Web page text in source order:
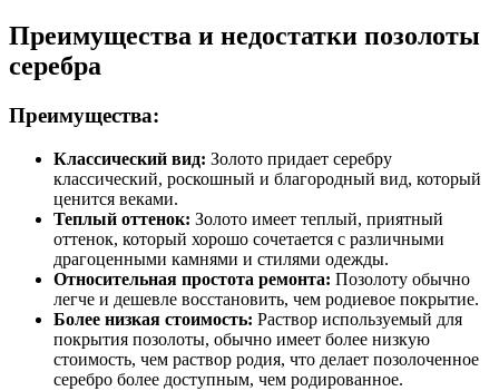
Преимущества и недостатки позолоты
серебра
Преимущества:
Классический вид: Золото придает серебру
классический, роскошный и благородный вид, который
ценится веками.
Теплый оттенок: Золото имеет теплый, приятный
оттенок, который хорошо сочетается с различными
драгоценными камнями и стилями одежды.
Относительная простота ремонта: Позолоту обычно
легче и дешевле восстановить, чем родиевое покрытие.
Более низкая стоимость: Раствор используемый для
покрытия позолоты, обычно имеет более низкую
стоимость, чем раствор родия, что делает позолоченное
серебро более доступным, чем родированное.